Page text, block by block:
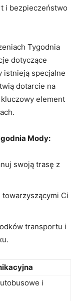
i bezpieczeństwo
Tygodnia
dotyczące
istnieją specjalne
dotarcie na
element
Mody:
swoją trasę⁣ z
Ci
transportu i
i